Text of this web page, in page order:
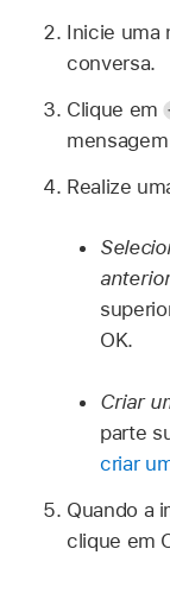
Inicie uma
conversa.
Clique em
Realize
OK.
Criar
parte
criar
Quando a
clique em